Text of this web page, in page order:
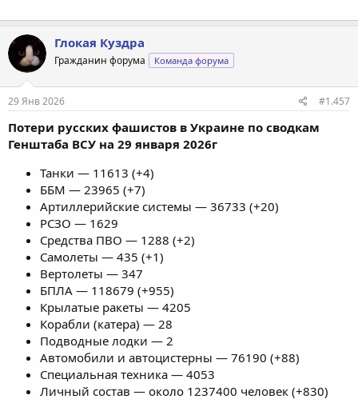
Глокая Куздра
Гражданин форума Команда форума
29 Янв 2026 #1.457
Потери русских фашистов в Украине по сводкам
Генштаба ВСУ на 29 января 2026г
Танки — 11613 (+4)
ББМ — 23965 (+7)
Артиллерийские системы — 36733 (+20)
РСЗО — 1629
Средства ПВО — 1288 (+2)
Самолеты — 435 (+1)
Вертолеты — 347
БПЛА — 118679 (+955)
Крылатые ракеты — 4205
Корабли (катера) — 28
Подводные лодки — 2
Автомобили и автоцистерны — 76190 (+88)
Специальная техника — 4053
Личный состав — около 1237400 человек (+830)